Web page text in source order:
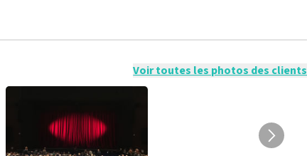
de donner un avis si vous n'avez pas acheté de billets chez
Voir toutes les photos des clients